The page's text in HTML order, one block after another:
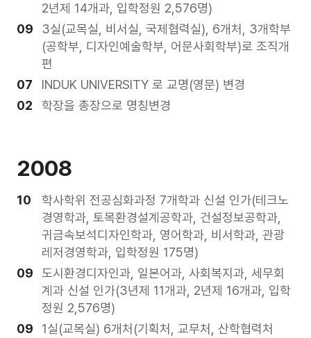
2년제 14개과, 입학정원 2,576명)
09
3실(교목실, 비서실, 국제협력실), 6개처, 3개학부
(공학부, 디자인예술학부, 어문사회학부)로 조직개
편
07
INDUK UNIVERSITY 로 교명(영문) 변경
02
학장을 총장으로 명칭변경
2008
10
학사학위 전공심화과정 7개학과 신설 인가(테크노
경영학과, 토목환경설계공학과, 건설정보공학과,
귀금속보석디자인학과, 영어학과, 비서학과, 관광
레저경영학과, 입학정원 175명)
09
도시환경디자인과, 일본어과, 사회복지과, 세무회
계과 신설 인가(3년제 11개과, 2년제 16개과, 입학
정원 2,576명)
09
1실(교목실) 6개처(기획처, 교무처, 산학협력처